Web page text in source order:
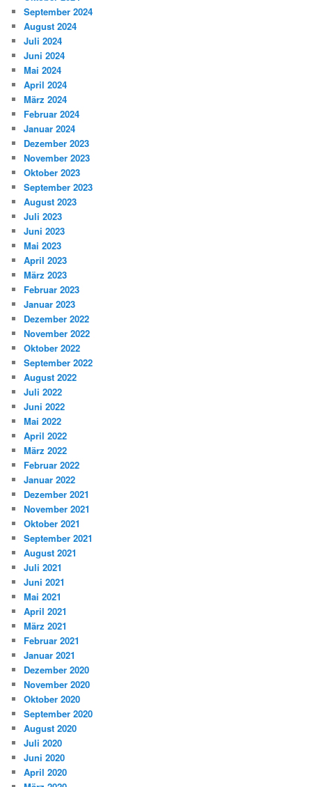
September 2024
August 2024
Juli 2024
Juni 2024
Mai 2024
April 2024
März 2024
Februar 2024
Januar 2024
Dezember 2023
November 2023
Oktober 2023
September 2023
August 2023
Juli 2023
Juni 2023
Mai 2023
April 2023
März 2023
Februar 2023
Januar 2023
Dezember 2022
November 2022
Oktober 2022
September 2022
August 2022
Juli 2022
Juni 2022
Mai 2022
April 2022
März 2022
Februar 2022
Januar 2022
Dezember 2021
November 2021
Oktober 2021
September 2021
August 2021
Juli 2021
Juni 2021
Mai 2021
April 2021
März 2021
Februar 2021
Januar 2021
Dezember 2020
November 2020
Oktober 2020
September 2020
August 2020
Juli 2020
Juni 2020
April 2020